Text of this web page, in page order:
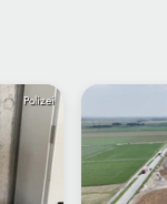
Polizei